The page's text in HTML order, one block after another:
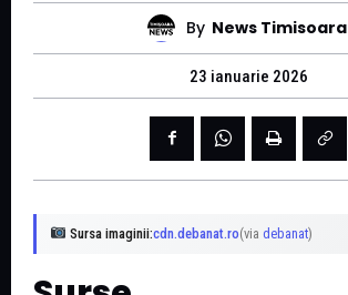
By News Timisoara
23 ianuarie 2026
Sursa imaginii:cdn.debanat.ro(via debanat)